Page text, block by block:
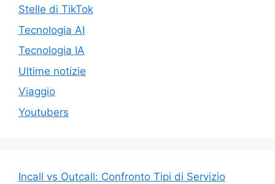
Stelle di TikTok
Tecnologia AI
Tecnologia IA
Ultime notizie
Viaggio
Youtubers
Incall vs Outcall: Confronto Tipi di Servizio